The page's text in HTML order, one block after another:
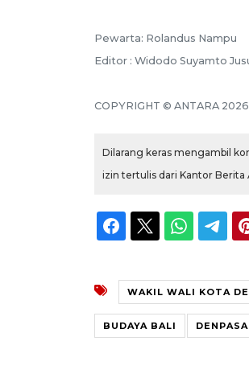
Pewarta: Rolandus Nampu
Editor : Widodo Suyamto
COPYRIGHT © ANTARA 2026
Dilarang keras mengambil
izin tertulis dari Kantor Berita
WAKIL WALI KOTA
BUDAYA BALI